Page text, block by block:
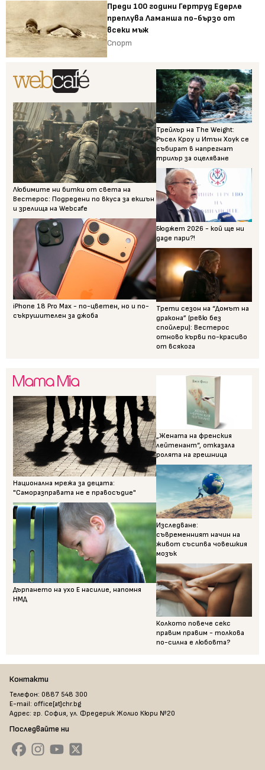
Преди 100 години Гертруд Едерле
преплува Ламанша по-бързо от
всеки мъж
Спорт
Любимите ни битки от света на
Вестерос: Подредени по вкуса за екшън
и зрелища на Webcafe
iPhone 18 Pro Max - по-цветен, но и по-
съкрушителен за джоба
Трейлър на The Weight:
Ръсел Кроу и Итън Хоук се
събират в напрегнат
трилър за оцеляване
Бюджет 2026 - кой ще ни
даде пари?!
Трети сезон на “Домът на
дракона” (ревю без
спойлери): Вестерос
отново кърви по-красиво
от всякога
Национална мрежа за децата:
"Саморазправата не е правосъдие"
Дърпането на ухо Е насилие, напомня
НМД
„Жената на френския
лейтенант“, отказала
ролята на грешница
Изследване:
съвременният начин на
живот съсипва човешкия
мозък
Колкото повече секс
правим правим - толкова
по-силна е любовта?
Контакти
Телефон: 0887 548 300
E-mail: office[at]chr.bg
Адрес: гр. София, ул. Фредерик Жолио Кюри №20
Последвайте ни